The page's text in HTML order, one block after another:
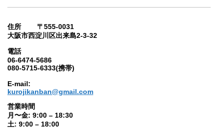
住所 〒555-0031
大阪市西淀川区出来島2-3-32
電話
06-6474-5686
080-5715-6333(携帯)
E-mail:
kurojikanban@gmail.com
営業時間
月〜金: 9:00 – 18:30
土: 9:00 – 18:00